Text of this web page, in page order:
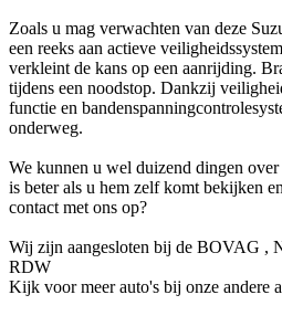
Zoals u mag verwachten van deze
een reeks aan actieve
verkleint de kans op een aanrijding.
tijdens een noodstop. Dankzij
functie en
onderweg.
We kunnen u wel duizend dingen
is beter als u hem zelf komt bekijken
contact met ons op?
Wij zijn aangesloten bij de BOVAG ,
RDW
Kijk voor meer auto's bij onze andere